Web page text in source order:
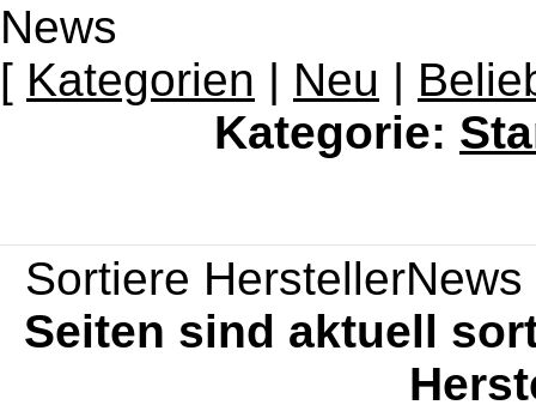
News
[ Kategorien | Neu |
Kategorie:
Sortiere
Seiten sind aktuell